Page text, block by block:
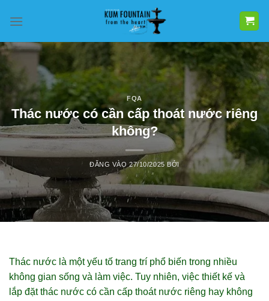
qua
dung
FQA
Thác nước có cần cấp thoát nước riêng
không?
ĐĂNG VÀO27/10/2025 BỞI
Thác nước là một yếu tố trang trí phổ biến trong nhiều
không gian sống và làm việc. Tuy nhiên, việc thiết kế và
lắp đặt thác nước có cần cấp thoát nước riêng hay không